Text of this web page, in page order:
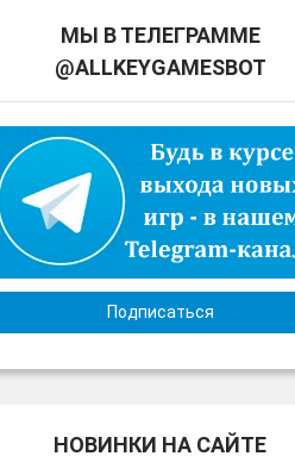
МЫ В ТЕЛЕГРАММЕ
@ALLKEYGAMESBOT
Подписаться
НОВИНКИ НА САЙТЕ